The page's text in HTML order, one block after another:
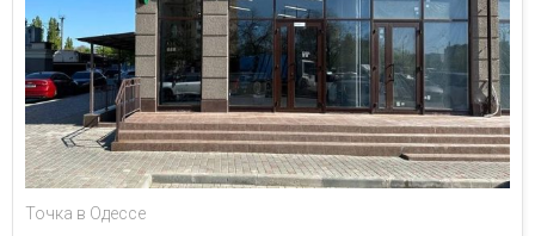
Точка в Одессе